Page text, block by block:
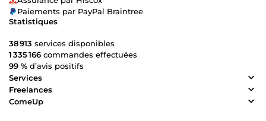
Paiements par PayPal Braintree
Statistiques
38 913 services disponibles
1 335 166 commandes effectuées
99 % d’avis positifs
Services
Freelances
ComeUp